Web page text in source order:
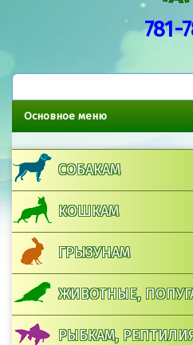
781-
Основное меню
СОБАКАМ
КОШКАМ
ГРЫЗУНАМ
ЖИВОТНЫЕ,
РЫБКАМ,